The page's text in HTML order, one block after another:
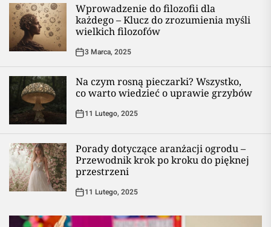
Wprowadzenie do filozofii dla
każdego – Klucz do zrozumienia myśli
wielkich filozofów
3 Marca, 2025
Na czym rosną pieczarki? Wszystko,
co warto wiedzieć o uprawie grzybów
11 Lutego, 2025
Porady dotyczące aranżacji ogrodu –
Przewodnik krok po kroku do pięknej
przestrzeni
11 Lutego, 2025